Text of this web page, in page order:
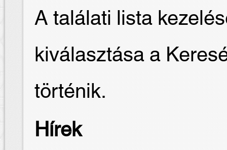
A találati lista
kiválasztása a
történik.
Hírek